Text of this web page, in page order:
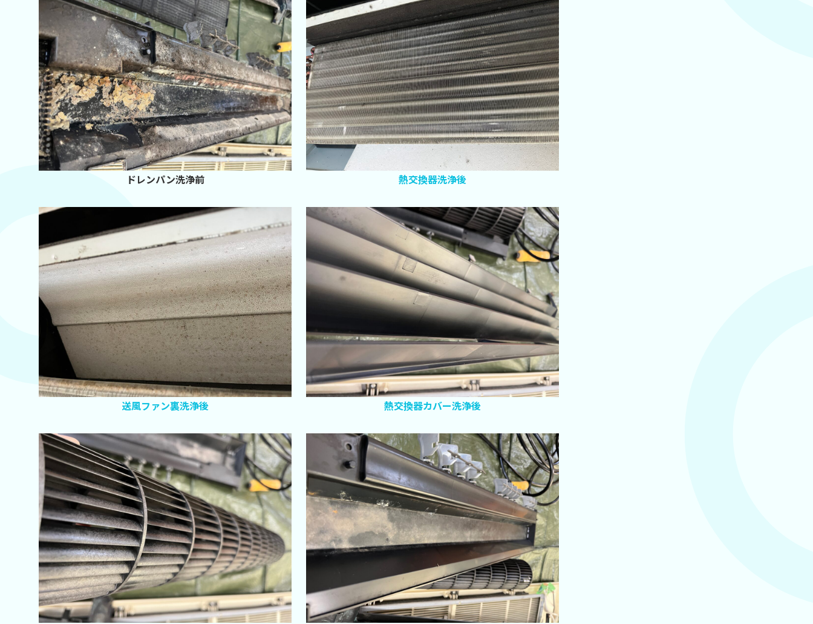
ドレンパン洗浄前 熱交換器洗浄後
送風ファン裏洗浄後 熱交換器カバー洗浄後